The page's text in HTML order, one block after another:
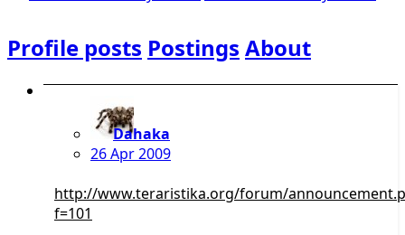
Profile posts Postings About
Dahaka
26 Apr 2009
http://www.teraristika.org/forum/
f=101